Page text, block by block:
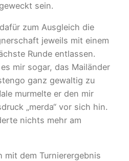
sein.
zum Ausgleich die
jeweils mit einem
Runde entlassen.
mir sogar, das Mailänder
ganz gewaltig zu
murmelte er den mir
„merda“ vor sich hin.
nichts mehr am
mit dem Turnierergebnis